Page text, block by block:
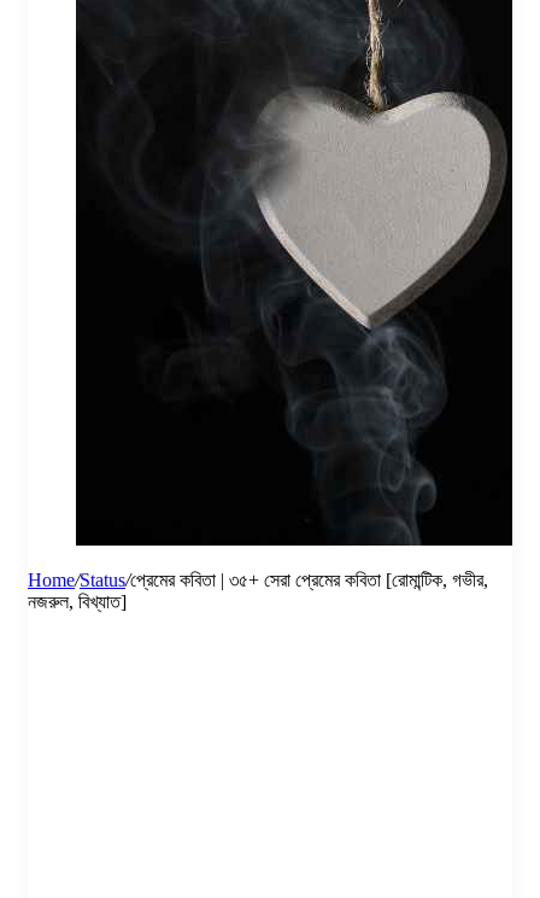
Home/Status/প্রেমের কবিতা | ৩৫+ সেরা প্রেমের কবিতা [রোমান্টিক, গভীর,
নজরুল, বিখ্যাত]